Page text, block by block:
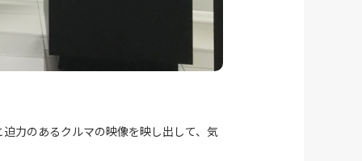
力のあるクルマの映像を映し出して、気